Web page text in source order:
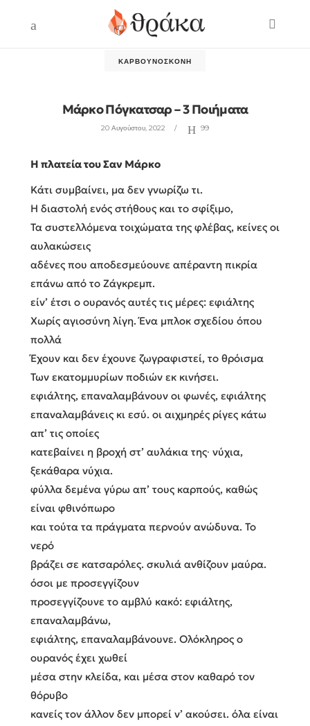
ΚΑΡΒΟΥΝΌΣΚΟΝΗ
Μάρκο Πόγκατσαρ – 3 Ποιήματα
20 Αυγούστου, 2022 99
Η πλατεία του Σαν Μάρκο
Κάτι συμβαίνει, μα δεν γνωρίζω τι.
Η διαστολή ενός στήθους και το σφίξιμο,
Τα συστελλόμενα τοιχώματα της φλέβας, κείνες οι
αυλακώσεις
αδένες που αποδεσμεύουνε απέραντη πικρία
επάνω από το Ζάγκρεμπ.
είν’ έτσι ο ουρανός αυτές τις μέρες: εφιάλτης
Χωρίς αγιοσύνη λίγη. Ένα μπλοκ σχεδίου όπου
πολλά
Έχουν και δεν έχουνε ζωγραφιστεί, το θρόισμα
Των εκατομμυρίων ποδιών εκ κινήσει.
εφιάλτης, επαναλαμβάνουν οι φωνές, εφιάλτης
επαναλαμβάνεις κι εσύ. οι αιχμηρές ρίγες κάτω
απ’ τις οποίες
κατεβαίνει η βροχή στ’ αυλάκια της∙ νύχια,
ξεκάθαρα νύχια.
φύλλα δεμένα γύρω απ’ τους καρπούς, καθώς
είναι φθινόπωρο
και τούτα τα πράγματα περνούν ανώδυνα. Το
νερό
βράζει σε κατσαρόλες. σκυλιά ανθίζουν μαύρα.
όσοι με προσεγγίζουν
προσεγγίζουνε το αμβλύ κακό: εφιάλτης,
επαναλαμβάνω,
εφιάλτης, επαναλαμβάνουνε. Ολόκληρος ο
ουρανός έχει χωθεί
μέσα στην κλείδα, και μέσα στον καθαρό τον
θόρυβο
κανείς τον άλλον δεν μπορεί ν’ ακούσει. όλα είναι